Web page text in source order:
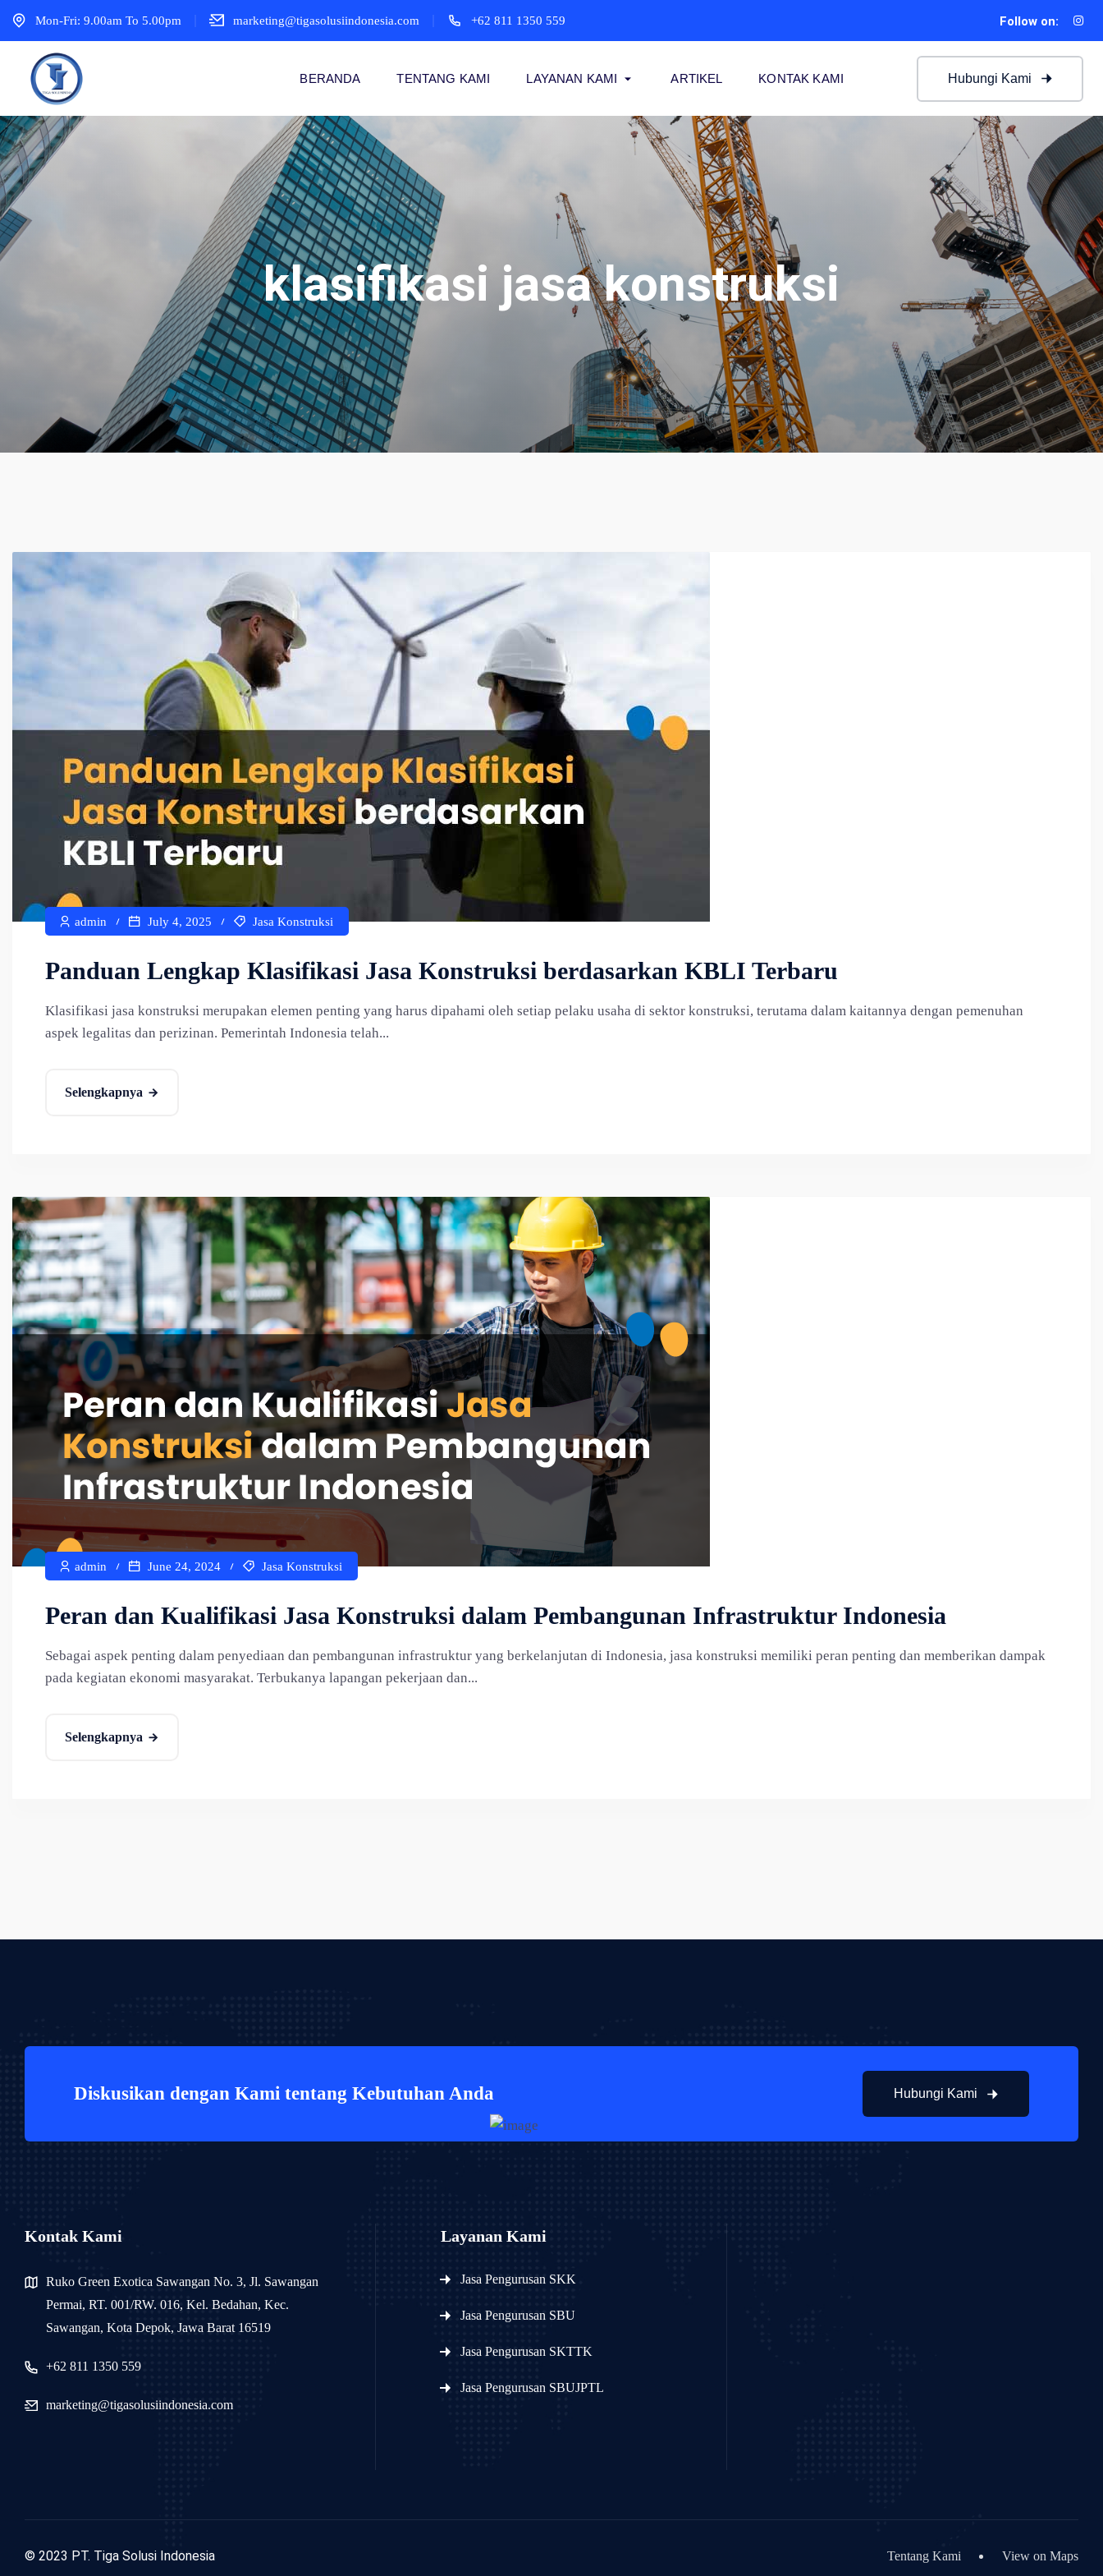
Mon-Fri: 9.00am To 5.00pm marketing@tigasolusiindonesia.com +62 811 1350 559 Follow on:
BERANDA TENTANG KAMI LAYANAN KAMI ARTIKEL KONTAK KAMI Hubungi Kami
klasifikasi jasa konstruksi
admin July 4, 2025 Jasa Konstruksi
Panduan Lengkap Klasifikasi Jasa Konstruksi berdasarkan KBLI Terbaru
Klasifikasi jasa konstruksi merupakan elemen penting yang harus dipahami oleh setiap pelaku usaha di sektor konstruksi, terutama dalam kaitannya dengan pemenuhan
aspek legalitas dan perizinan. Pemerintah Indonesia telah...
Selengkapnya
admin June 24, 2024 Jasa Konstruksi
Peran dan Kualifikasi Jasa Konstruksi dalam Pembangunan Infrastruktur Indonesia
Sebagai aspek penting dalam penyediaan dan pembangunan infrastruktur yang berkelanjutan di Indonesia, jasa konstruksi memiliki peran penting dan memberikan dampak
pada kegiatan ekonomi masyarakat. Terbukanya lapangan pekerjaan dan...
Selengkapnya
Diskusikan dengan Kami tentang Kebutuhan Anda Hubungi Kami
Kontak Kami
Ruko Green Exotica Sawangan No. 3, Jl. Sawangan
Permai, RT. 001/RW. 016, Kel. Bedahan, Kec.
Sawangan, Kota Depok, Jawa Barat 16519
+62 811 1350 559
marketing@tigasolusiindonesia.com
Layanan Kami
Jasa Pengurusan SKK
Jasa Pengurusan SBU
Jasa Pengurusan SKTTK
Jasa Pengurusan SBUJPTL
© 2023 PT. Tiga Solusi Indonesia Tentang Kami View on Maps